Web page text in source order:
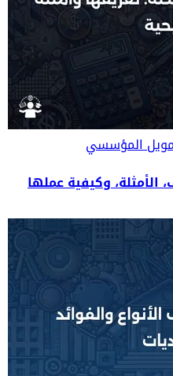
المؤسسي
الأمثلة، وكيفية عملها